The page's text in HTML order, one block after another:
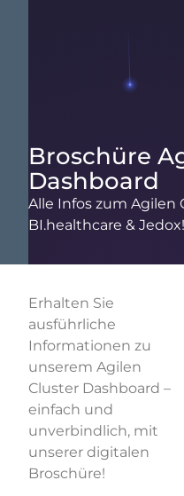
Broschüre
Dashboard
Alle Infos zum Agilen
BI.healthcare & Jedox!
Erhalten Sie
ausführliche
Informationen zu
unserem Agilen
Cluster Dashboard –
einfach und
unverbindlich, mit
unserer digitalen
Broschüre!